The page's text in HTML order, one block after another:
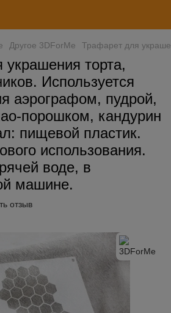
Другое 3DForMe Трафарет для
торта,
Используется
аэрографом, пудрой,
порошком, кандурин
пищевой пластик.
использования.
воде, в
машине.
отзыв